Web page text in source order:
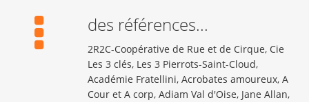
des références...
2R2C-Coopérative de Rue et de Cirque, Cie
Les 3 clés, Les 3 Pierrots-Saint-Cloud,
Académie Fratellini, Acrobates amoureux, A
Cour et A corp, Adiam Val d'Oise, Jane Allan,